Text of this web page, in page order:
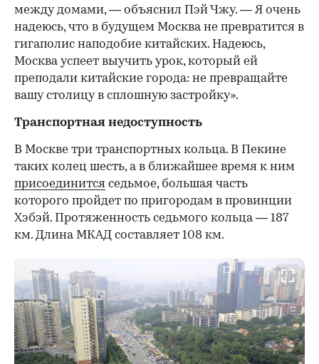
между домами, — объяснил Пэй Чжу. — Я очень
надеюсь, что в будущем Москва не превратится в
гигаполис наподобие китайских. Надеюсь,
Москва успеет выучить урок, который ей
преподали китайские города: не превращайте
вашу столицу в сплошную застройку».
Транспортная недоступность
В Москве три транспортных кольца. В Пекине
таких колец шесть, а в ближайшее время к ним
присоединится седьмое, большая часть
которого пройдет по пригородам в провинции
Хэбэй. Протяженность седьмого кольца — 187
км. Длина МКАД составляет 108 км.